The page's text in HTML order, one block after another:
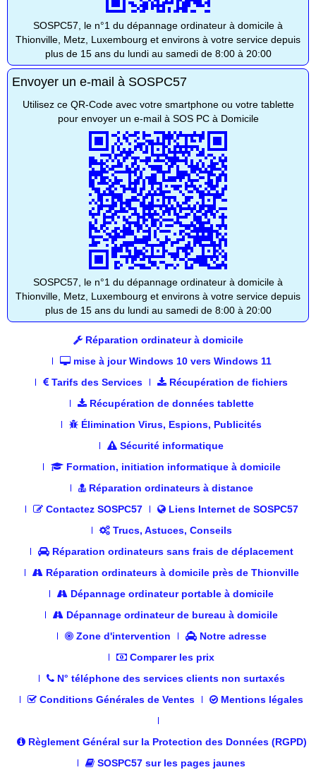
SOSPC57, le n°1 du dépannage ordinateur à domicile à
Thionville, Metz, Luxembourg et environs à votre service depuis
plus de 15 ans du lundi au samedi de 8:00 à 20:00
Envoyer un e-mail à SOSPC57
Utilisez ce QR-Code avec votre smartphone ou votre tablette
pour envoyer un e-mail à SOS PC à Domicile
SOSPC57, le n°1 du dépannage ordinateur à domicile à
Thionville, Metz, Luxembourg et environs à votre service depuis
plus de 15 ans du lundi au samedi de 8:00 à 20:00
Réparation ordinateur à domicile
mise à jour Windows 10 vers Windows 11
Tarifs des Services
Récupération de fichiers
Récupération de données tablette
Élimination Virus, Espions, Publicités
Sécurité informatique
Formation, initiation informatique à domicile
Réparation ordinateurs à distance
Contactez SOSPC57
Liens Internet de SOSPC57
Trucs, Astuces, Conseils
Réparation ordinateurs sans frais de déplacement
Réparation ordinateurs à domicile près de Thionville
Dépannage ordinateur portable à domicile
Dépannage ordinateur de bureau à domicile
Zone d'intervention
Notre adresse
Comparer les prix
N° téléphone des services clients non surtaxés
Conditions Générales de Ventes
Mentions légales
Règlement Général sur la Protection des Données (RGPD)
SOSPC57 sur les pages jaunes